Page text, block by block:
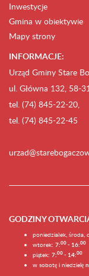
Inwestycje
Gmina w obiektywie
Mapy strony
INFORMACJE:
Urząd Gminy Stare
ul. Główna 132, 58-
tel. (74) 845-22-20,
tel. (74) 845-22-45
GODZINY
poniedziałek, środa,
wtorek: 7:00 - 16:00
piątek: 7:00 - 14:00
w sobotę i niedzielę